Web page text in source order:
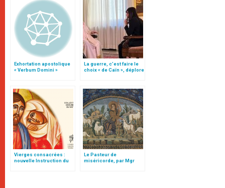
Exhortation apostolique
« Verbum Domini »
La guerre, c’est faire le
choix « de Caïn », déplore
Vierges consacrées :
nouvelle Instruction du
Le Pasteur de
miséricorde, par Mgr